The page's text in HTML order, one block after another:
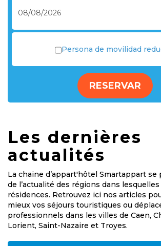
Persona de movilidad
RESERVAR
Les dernières
actualités
La chaine d’appart'hôtel Smartappart
de l’actualité des régions dans
résidences. Retrouvez ici nos articles
mieux vos séjours touristiques ou
professionnels dans les villes de Caen,
Lorient, Saint-Nazaire et Troyes.